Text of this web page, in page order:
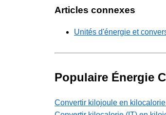
Articles connexes
Unités d'énergie et
Populaire Énergie
Convertir kilojoule en